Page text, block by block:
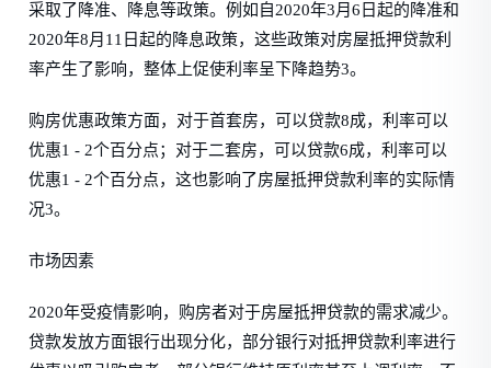
采取了降准、降息等政策。例如自2020年3月6日起的降准和
2020年8月11日起的降息政策，这些政策对房屋抵押贷款利
率产生了影响，整体上促使利率呈下降趋势3。
购房优惠政策方面，对于首套房，可以贷款8成，利率可以
优惠1 - 2个百分点；对于二套房，可以贷款6成，利率可以
优惠1 - 2个百分点，这也影响了房屋抵押贷款利率的实际情
况3。
市场因素
2020年受疫情影响，购房者对于房屋抵押贷款的需求减少。
贷款发放方面银行出现分化，部分银行对抵押贷款利率进行